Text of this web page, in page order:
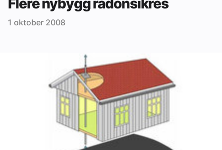
Ventilasjon
Varme og energi
Aktuelle prosjekter
Om VVS Aktuelt
Flere nybygg radonsikres
1 oktober 2008